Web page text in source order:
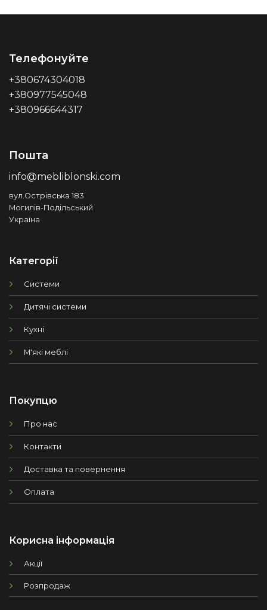
Телефонуйте
+380674304018
+380977545048
+380966644317
Пошта
info@mebliblonski.com
вул.Острівська 183
Могилів-Подільський
Україна
Категорії
Системи
Дитячі системи
Кухні
М'які меблі
Покупцю
Про нас
Контакти
Доставка та повернення
Оплата
Корисна інформація
Акції
Розпродаж